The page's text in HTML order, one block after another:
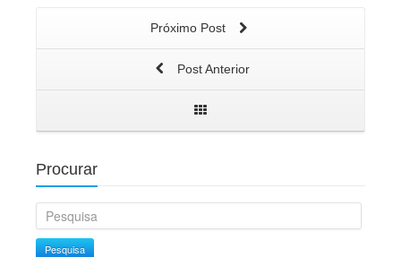
Próximo Post
Post Anterior
Procurar
Pesquisa